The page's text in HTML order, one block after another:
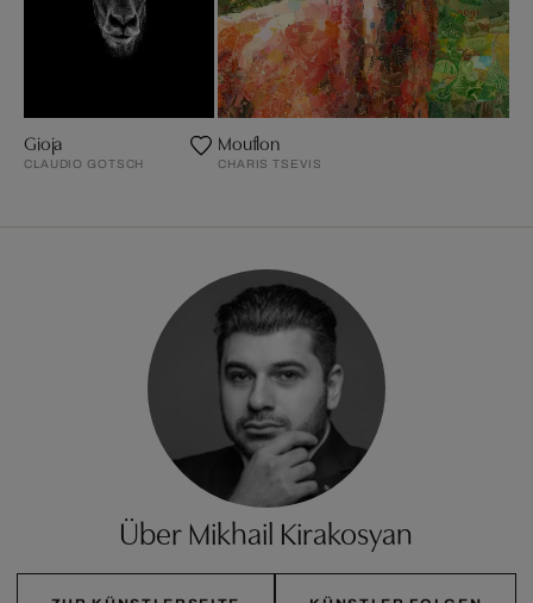
Gioja
CLAUDIO GOTSCH
Mouflon
CHARIS TSEVIS
Über Mikhail Kirakosyan